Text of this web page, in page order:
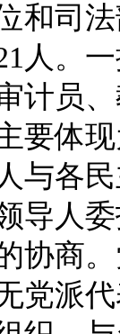
和司
人。
计员
要体
与各
导人
协商
党派